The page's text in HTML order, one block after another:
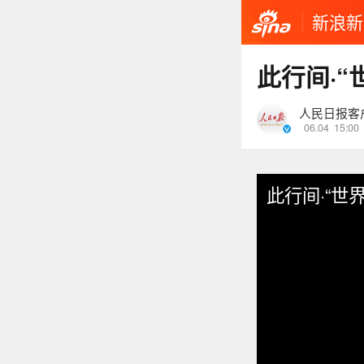
新浪
此行间
人民日报客
06.04 15:00
此行间·“世